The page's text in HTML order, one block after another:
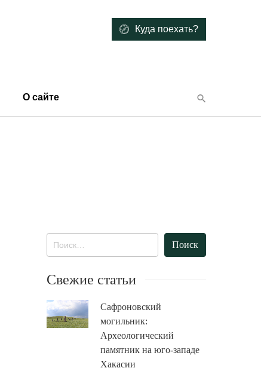
Куда поехать?
О сайте
Свежие статьи
Сафроновский
могильник:
Археологический
памятник на юго-западе
Хакасии